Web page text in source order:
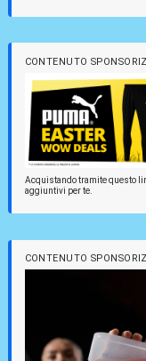
CONTENUTO
Acquistando tramite questo
aggiuntivi per te.
CONTENUTO